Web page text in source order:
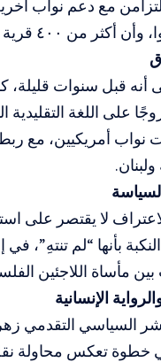
٤٠٠ قرية دُمّرت عام ١٩٤٨.
أنه قبل سنوات
على اللغة
لا يقتصر على
بأنها “لم تنتهِ”،
مأساة اللاجئين
الإنسانية
السياسي التقدمي
خطوة تعكس محاولة